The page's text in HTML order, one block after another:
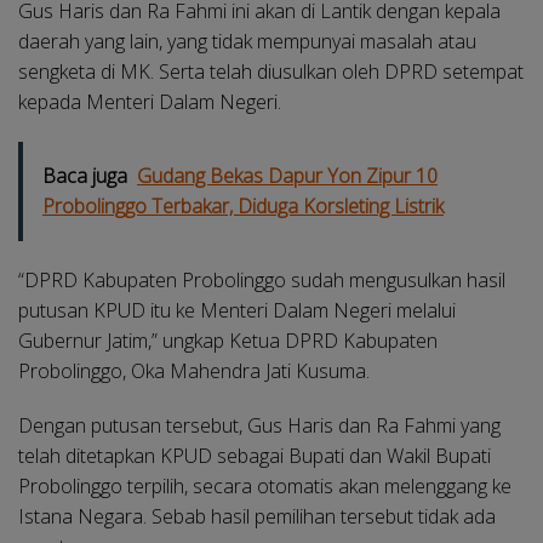
Gus Haris dan Ra Fahmi ini akan di Lantik dengan kepala
daerah yang lain, yang tidak mempunyai masalah atau
sengketa di MK. Serta telah diusulkan oleh DPRD setempat
kepada Menteri Dalam Negeri.
Baca juga Gudang Bekas Dapur Yon Zipur 10
Probolinggo Terbakar, Diduga Korsleting Listrik
“DPRD Kabupaten Probolinggo sudah mengusulkan hasil
putusan KPUD itu ke Menteri Dalam Negeri melalui
Gubernur Jatim,” ungkap Ketua DPRD Kabupaten
Probolinggo, Oka Mahendra Jati Kusuma.
Dengan putusan tersebut, Gus Haris dan Ra Fahmi yang
telah ditetapkan KPUD sebagai Bupati dan Wakil Bupati
Probolinggo terpilih, secara otomatis akan melenggang ke
Istana Negara. Sebab hasil pemilihan tersebut tidak ada